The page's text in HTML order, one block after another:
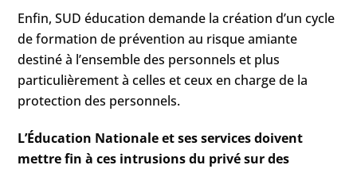
Enfin, SUD éducation demande la création d’un cycle
de formation de prévention au risque amiante
destiné à l’ensemble des personnels et plus
particulièrement à celles et ceux en charge de la
protection des personnels.
L’Éducation Nationale et ses services doivent
mettre fin à ces intrusions du privé sur des